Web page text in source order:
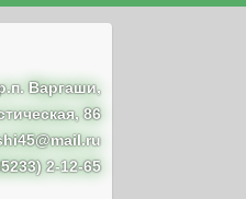
Варгаши,
86
2-12-65